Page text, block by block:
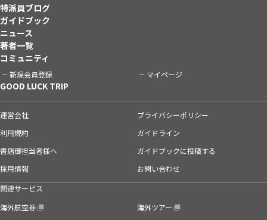
特派員ブログ
ガイドブック
ニュース
著者一覧
コミュニティ
新規会員登録 マイページ
GOOD LUCK TRIP
運営会社
プライバシーポリシー
利用規約
ガイドライン
書店御担当者様へ
ガイドブックに投稿する
採用情報
お問い合わせ
関連サービス
海外航空券
海外ツアー